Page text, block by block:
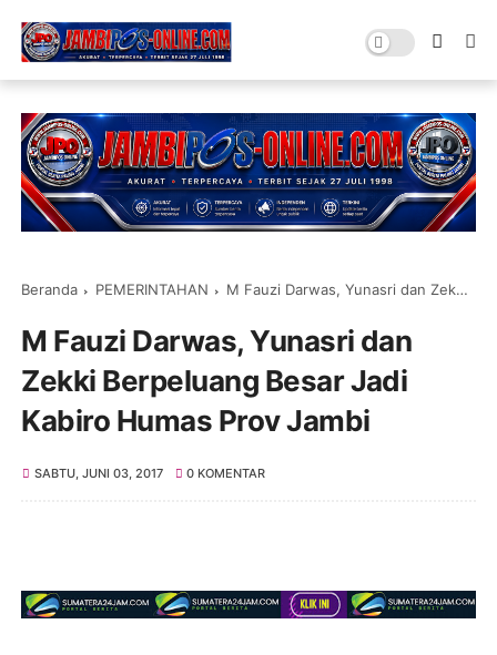
Beranda PEMERINTAHAN M Fauzi Darwas, Yunasri dan Zekki Berpeluang Besar Jadi Kabiro Humas Prov Jambi
M Fauzi Darwas, Yunasri dan
Zekki Berpeluang Besar Jadi
Kabiro Humas Prov Jambi
SABTU, JUNI 03, 2017 0 KOMENTAR